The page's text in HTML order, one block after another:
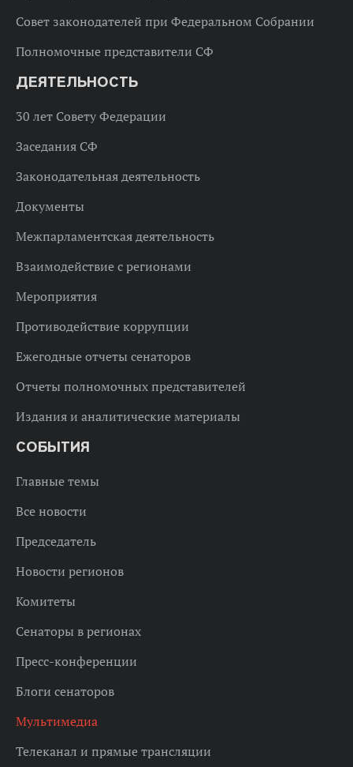
Совет законодателей при Федеральном Собрании
Полномочные представители СФ
ДЕЯТЕЛЬНОСТЬ
30 лет Совету Федерации
Заседания СФ
Законодательная деятельность
Документы
Межпарламентская деятельность
Взаимодействие с регионами
Мероприятия
Противодействие коррупции
Ежегодные отчеты сенаторов
Отчеты полномочных представителей
Издания и аналитические материалы
СОБЫТИЯ
Главные темы
Все новости
Председатель
Новости регионов
Комитеты
Сенаторы в регионах
Пресс-конференции
Блоги сенаторов
Мультимедиа
Телеканал и прямые трансляции